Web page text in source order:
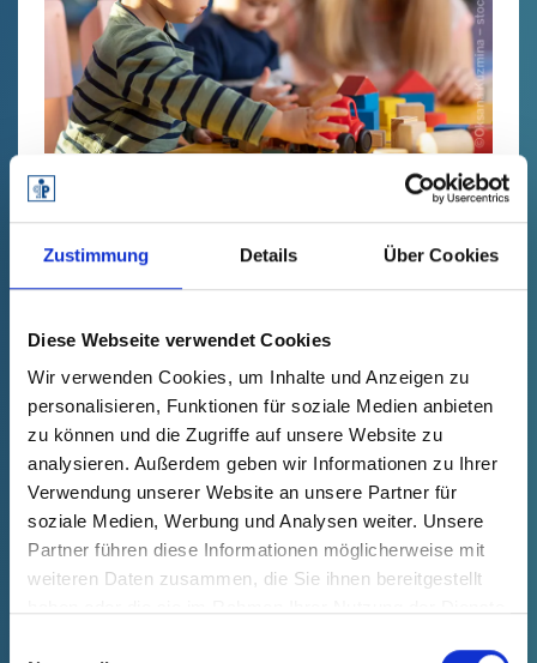
Zustimmung Details Über Cookies
Diese Webseite verwendet Cookies
Wir verwenden Cookies, um Inhalte und Anzeigen zu
personalisieren, Funktionen für soziale Medien anbieten
zu können und die Zugriffe auf unsere Website zu
analysieren. Außerdem geben wir Informationen zu Ihrer
Verwendung unserer Website an unsere Partner für
soziale Medien, Werbung und Analysen weiter. Unsere
Partner führen diese Informationen möglicherweise mit
weiteren Daten zusammen, die Sie ihnen bereitgestellt
Wir übernehmen bis zu einer Höhe
Alter von 1 bis 3 Jahren, damit die
Vereinbarkeit von Beruf und Familie
bestmöglich gelingt.